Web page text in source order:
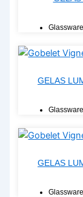
Glassware
GELAS
Glassware
GELAS
Glassware